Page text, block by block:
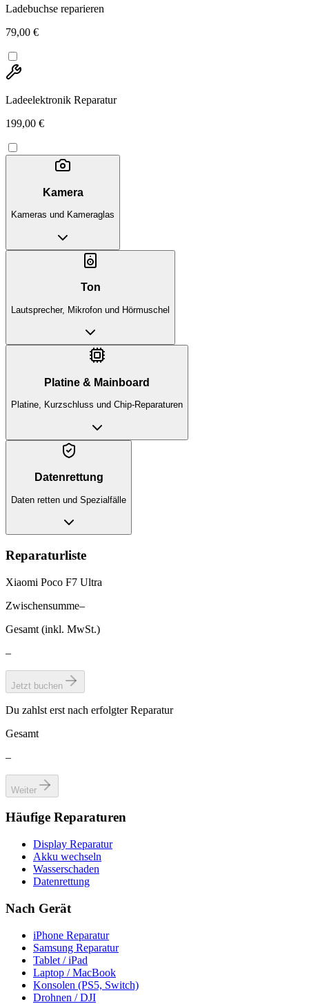
Ladebuchse reparieren
79,00 €
Ladeelektronik Reparatur
199,00 €
Kamera
Kameras und Kameraglas
Ton
Lautsprecher, Mikrofon und Hörmuschel
Platine & Mainboard
Platine, Kurzschluss und Chip-Reparaturen
Datenrettung
Daten retten und Spezialfälle
Reparaturliste
Xiaomi Poco F7 Ultra
Zwischensumme–
Gesamt (inkl. MwSt.)
–
Jetzt buchen
Du zahlst erst nach erfolgter Reparatur
Gesamt
–
Weiter
Häufige Reparaturen
Display Reparatur
Akku wechseln
Wasserschaden
Datenrettung
Nach Gerät
iPhone Reparatur
Samsung Reparatur
Tablet / iPad
Laptop / MacBook
Konsolen (PS5, Switch)
Drohnen / DJI